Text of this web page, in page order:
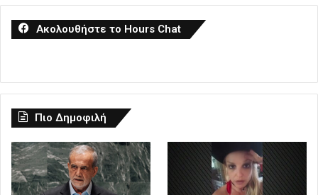
Ακολουθήστε το Hours Chat
Πιο Δημοφιλή